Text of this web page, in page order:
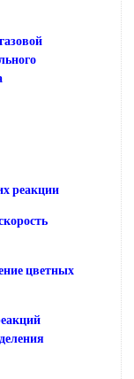
реакции
цветных